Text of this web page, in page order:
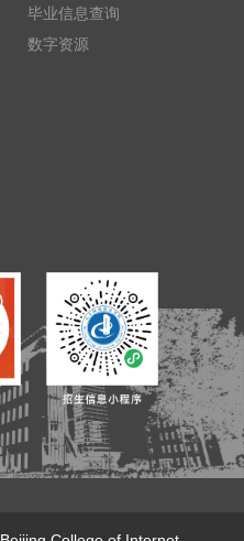
毕业信息查询
数字资源